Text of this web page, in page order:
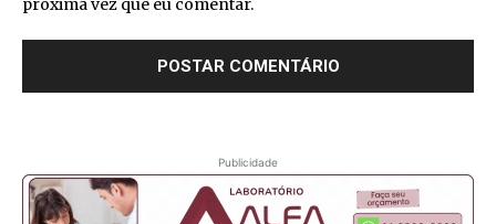
próxima vez que eu comentar.
Publicidade